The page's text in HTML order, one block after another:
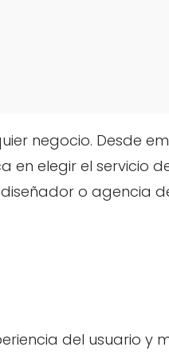
negocio. Desde
elegir el servicio
o agencia
del usuario y